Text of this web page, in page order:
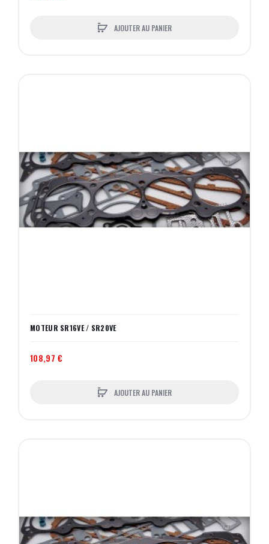
AJOUTER AU PANIER
MOTEUR SR16VE / SR20VE
108,97 €
AJOUTER AU PANIER